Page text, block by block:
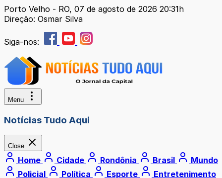
Porto Velho - RO, 07 de agosto de 2026 20:31h
Direção: Osmar Silva
Siga-nos:
Menu
Notícias Tudo Aqui
Close
Home Cidade Rondônia Brasil
Mundo
Policial
Política Esporte
Entretenimento